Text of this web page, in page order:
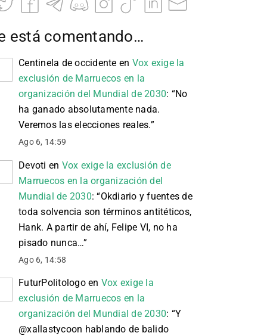
está comentando…
Centinela de occidente en Vox exige la
exclusión de Marruecos en la
organización del Mundial de 2030: “No
ha ganado absolutamente nada.
Veremos las elecciones reales.”
Ago 6, 14:59
Devoti en Vox exige la exclusión de
Marruecos en la organización del
Mundial de 2030: “Okdiario y fuentes de
toda solvencia son términos antitéticos,
Hank. A partir de ahí, Felipe VI, no ha
pisado nunca…”
Ago 6, 14:58
FuturPolitologoen Vox exige la
exclusión de Marruecos en la
organización del Mundial de 2030: “Y
@xallastycoon hablando de balido